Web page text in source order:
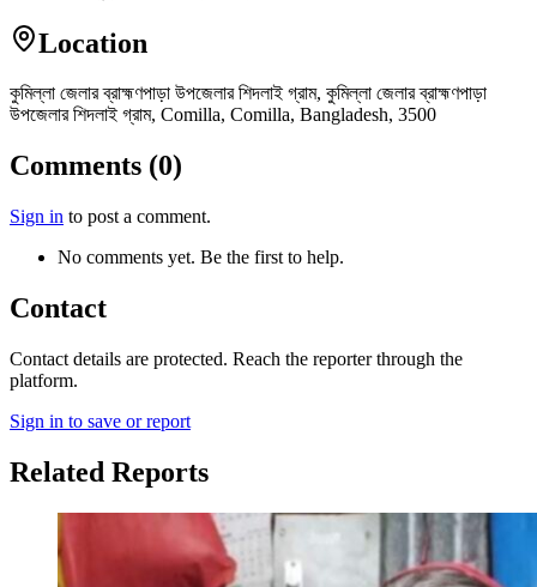
Location
কুমিল্লা জেলার ব্রাহ্মণপাড়া উপজেলার শিদলাই গ্রাম, কুমিল্লা জেলার ব্রাহ্মণপাড়া
উপজেলার শিদলাই গ্রাম, Comilla, Comilla, Bangladesh, 3500
Comments (0)
Sign in to post a comment.
No comments yet. Be the first to help.
Contact
Contact details are protected. Reach the reporter through the
platform.
Sign in to save or report
Related Reports